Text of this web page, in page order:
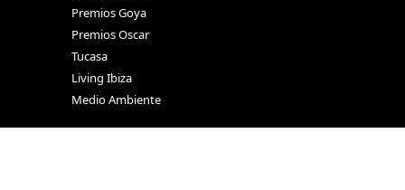
Premios Goya
Premios Oscar
Tucasa
Living Ibiza
Medio Ambiente